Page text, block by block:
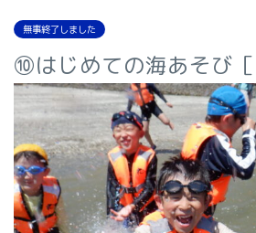
無事終了しました
⑩はじめての海あそび［